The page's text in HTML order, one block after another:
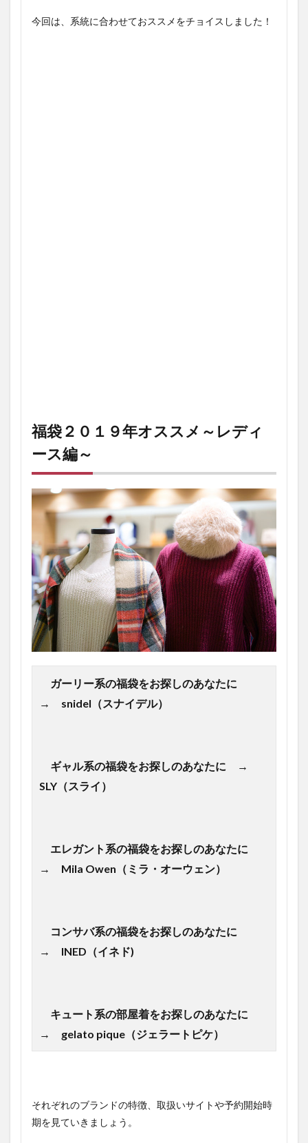
今回は、系統に合わせておススメをチョイスしました！
福袋２０１９年オススメ～レディ
ース編～
ガーリー系の福袋をお探しのあなたに
→ snidel（スナイデル）
ギャル系の福袋をお探しのあなたに →
SLY（スライ）
エレガント系の福袋をお探しのあなたに
→ Mila Owen（ミラ・オーウェン）
コンサバ系の福袋をお探しのあなたに
→ INED（イネド)
キュート系の部屋着をお探しのあなたに
→ gelato pique（ジェラートピケ）
それぞれのブランドの特徴、取扱いサイトや予約開始時
期を見ていきましょう。